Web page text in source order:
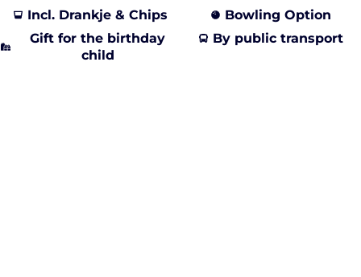
Incl. Drankje & Chips
Gift for the birthday
child
Bowling Option
By public transport